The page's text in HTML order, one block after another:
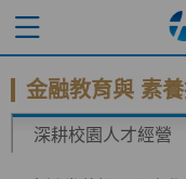
金融教育與 素
深耕校園人才經營